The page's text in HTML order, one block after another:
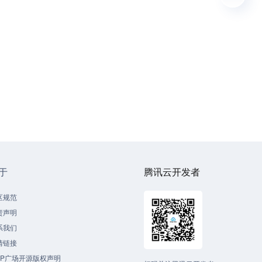
规范
声明
我们
链接
广场开源版权声明
腾讯云开发者